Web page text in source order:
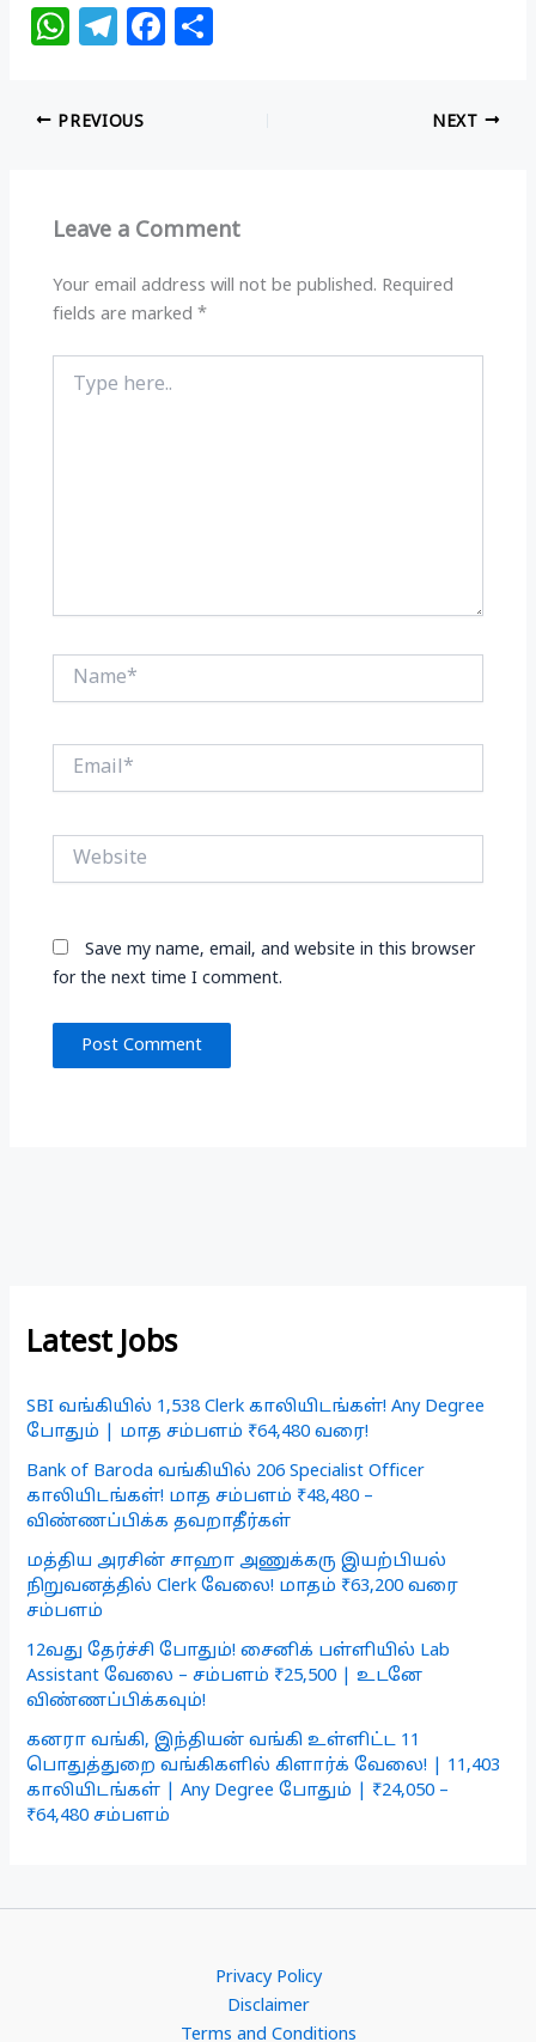
W
at
s
p
T
e
g
m
F
o
k
PREVIOUS NEXT
Leave a Comment
Your email address will not be published. Required
fields are marked*
here..
Name*
Email*
Website
Save my name, email, and website in this browser
for the next time I comment.
Latest Jobs
SBI வங்கியில் 1,538 Clerk காலியிடங்கள்! Any Degree
போதும் | மாத சம்பளம் ₹64,480 வரை!
Bank of Baroda வங்கியில் 206 Specialist Officer
காலியிடங்கள்! மாத சம்பளம் ₹48,480 –
விண்ணப்பிக்க தவறாதீர்கள்
மத்திய அரசின் சாஹா அணுக்கரு இயற்பியல்
நிறுவனத்தில் Clerk வேலை! மாதம் ₹63,200 வரை
சம்பளம்
12வது தேர்ச்சி போதும்! சைனிக் பள்ளியில் Lab
Assistant வேலை – சம்பளம் ₹25,500 | உடனே
விண்ணப்பிக்கவும்!
கனரா வங்கி, இந்தியன் வங்கி உள்ளிட்ட 11
பொதுத்துறை வங்கிகளில் கிளார்க் வேலை! | 11,403
காலியிடங்கள் | Any Degree போதும் | ₹24,050 –
₹64,480 சம்பளம்
Privacy Policy
Disclaimer
Terms and Conditions